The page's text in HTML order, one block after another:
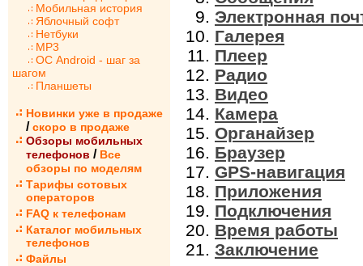
Мобильная история
Яблочный софт
Нетбуки
MP3
ОС Android - шаг за
шагом
Планшеты
Новинки уже в продаже
/ скоро в продаже
Обзоры мобильных
телефонов / Все
обзоры по моделям
Тарифы сотовых
операторов
FAQ к телефонам
Каталог мобильных
телефонов
Файлы
Электронная
Галерея
Плеер
Радио
Видео
Камера
Органайзер
Браузер
GPS-навигация
Приложения
Подключения
Время работы
Заключение